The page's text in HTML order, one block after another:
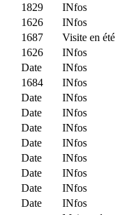
1829
INfos
1626
INfos
1687
Visite en été
1626
INfos
Date
INfos
1684
INfos
Date
INfos
Date
INfos
Date
INfos
Date
INfos
Date
INfos
Date
INfos
Date
INfos
Date
INfos